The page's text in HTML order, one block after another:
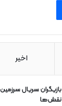
اخیر
بازیگران سریال
نقش‌ها